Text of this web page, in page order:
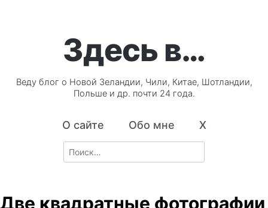
Здесь в…
Веду блог о Новой Зеландии, Чили, Китае, Шотландии,
Польше и др. почти 24 года.
О сайте Обо мне X
Search
for:
Две квадратные фотографии